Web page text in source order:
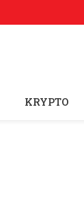
KRYPTO